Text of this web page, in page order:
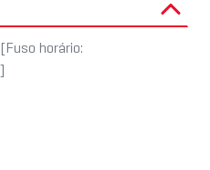
[Fuso horário: